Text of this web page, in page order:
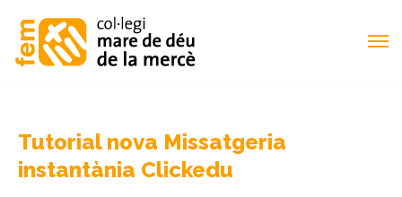
Tutorial nova Missatgeria
instantània Clickedu